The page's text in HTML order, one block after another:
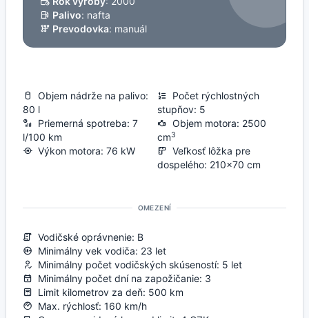
Palivo: nafta
Prevodovka: manuál
Objem nádrže na palivo:
80 l
Počet rýchlostných
stupňov: 5
Priemerná spotreba: 7
l/100 km
Objem motora: 2500
cm3
Výkon motora: 76 kW
Veľkosť lôžka pre
dospelého: 210x70 cm
OMEZENÍ
Vodičské oprávnenie: B
Minimálny vek vodiča: 23 let
Minimálny počet vodičských skúseností: 5 let
Minimálny počet dní na zapožičanie: 3
Limit kilometrov za deň: 500 km
Max. rýchlosť: 160 km/h